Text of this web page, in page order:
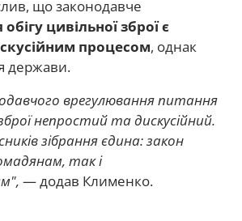
що законодавче
цивільної зброї є
процесом, однак
держави.
врегулювання питання
зброї непростий та дискусійний.
зібрання єдина: закон
так і
— додав Клименко.